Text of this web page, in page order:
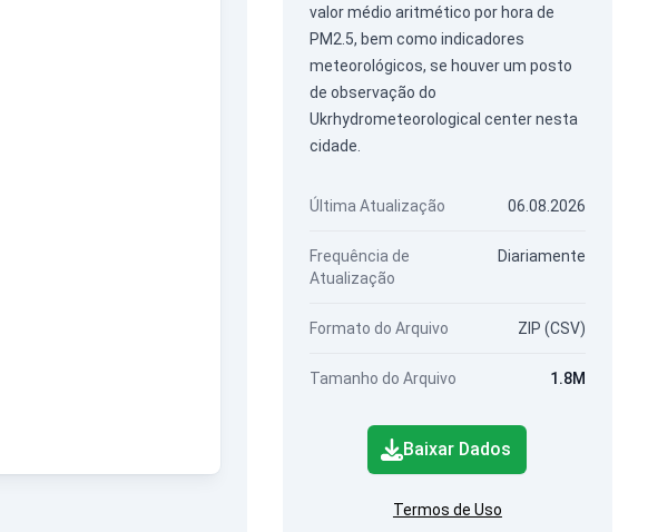
valor médio aritmético por hora de
PM2.5, bem como indicadores
meteorológicos, se houver um posto
de observação do
Ukrhydrometeorological center nesta
cidade.
Última Atualização 06.08.2026
Frequência de
Atualização
Diariamente
Formato do Arquivo ZIP (CSV)
Tamanho do Arquivo 1.8M
Baixar Dados
Termos de Uso